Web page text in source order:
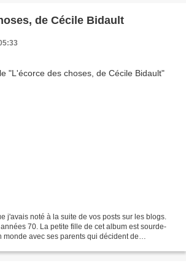
de Cécile Bidault
j'avais noté à la suite de vos posts sur les blogs.
70. La petite fille de cet album est sourde-
monde avec ses parents qui décident de